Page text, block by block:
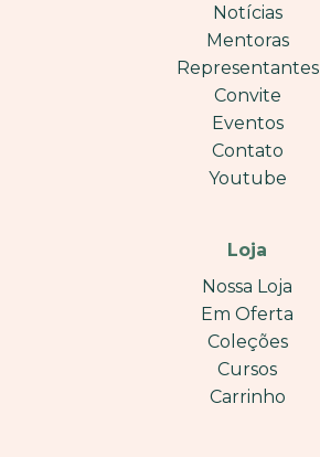
Notícias
Mentoras
Representantes
Convite
Eventos
Contato
Youtube
Loja
Nossa Loja
Em Oferta
Coleções
Cursos
Carrinho